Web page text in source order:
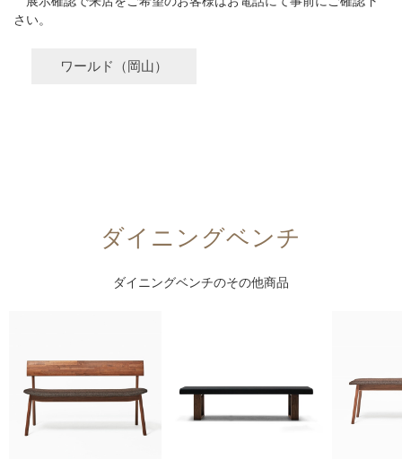
さい。
ワールド（岡山）
ダイニングベンチ
ダイニングベンチのその他商品